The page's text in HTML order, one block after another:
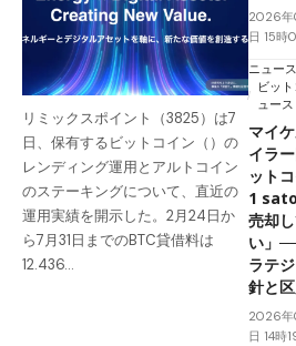
リミックスポイント（3825）は7
日、保有するビットコイン（）の
レンディング運用とアルトコイン
のステーキングについて、直近の
運用実績を開示した。2月24日か
ら7月31日までのBTC貸借料は
12.436…
2026
日 15時
ニュース
ビッ
ュース
マイ
イラ
ット
1
売却
い」
ラテ
針と
2026
日 14時